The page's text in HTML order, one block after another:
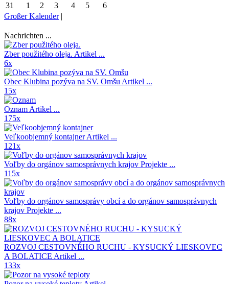
31
1 2 3 4 5
6
Großer Kalender|
Nachrichten ...
Zber použitého oleja. Artikel ...
6x
Obec Klubina pozýva na SV. Omšu Artikel ...
15x
Oznam Artikel ...
175x
Veľkoobjemný kontajnerArtikel ...
121x
Voľby do orgánov samosprávnych krajov Projekte ...
115x
Voľby do orgánov samosprávy obcí a do orgánov samosprávnych
krajov Projekte ...
88x
ROZVOJ CESTOVNÉHO RUCHU - KYSUCKÝ LIESKOVEC
A BOLATICE Artikel ...
133x